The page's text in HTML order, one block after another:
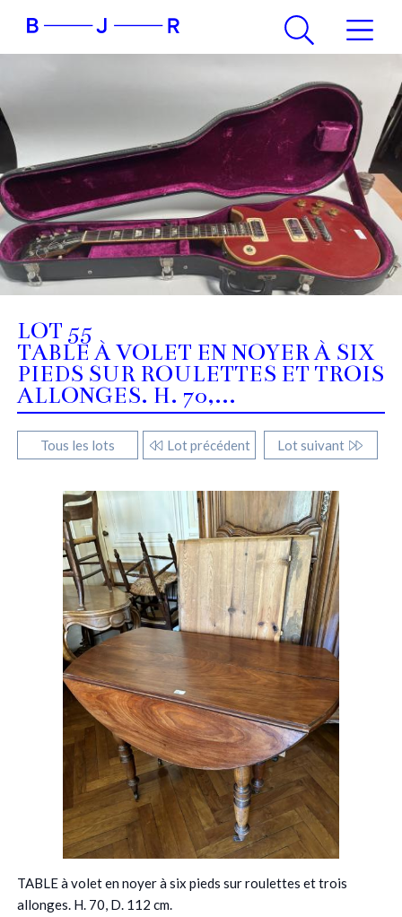
LOT 55
TABLE À VOLET EN NOYER À SIX
PIEDS SUR ROULETTES ET TROIS
ALLONGES. H. 70,...
Tous les lots Lot précédent Lot suivant
TABLE à volet en noyer à six pieds sur roulettes et trois
allonges. H. 70, D. 112 cm.